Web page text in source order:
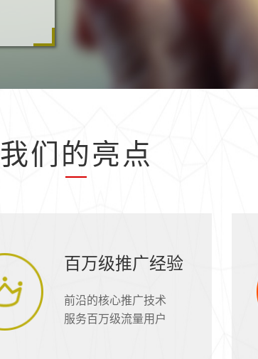
我们的亮点
百万级推广经验
前沿的核心推广技术
服务百万级流量用户